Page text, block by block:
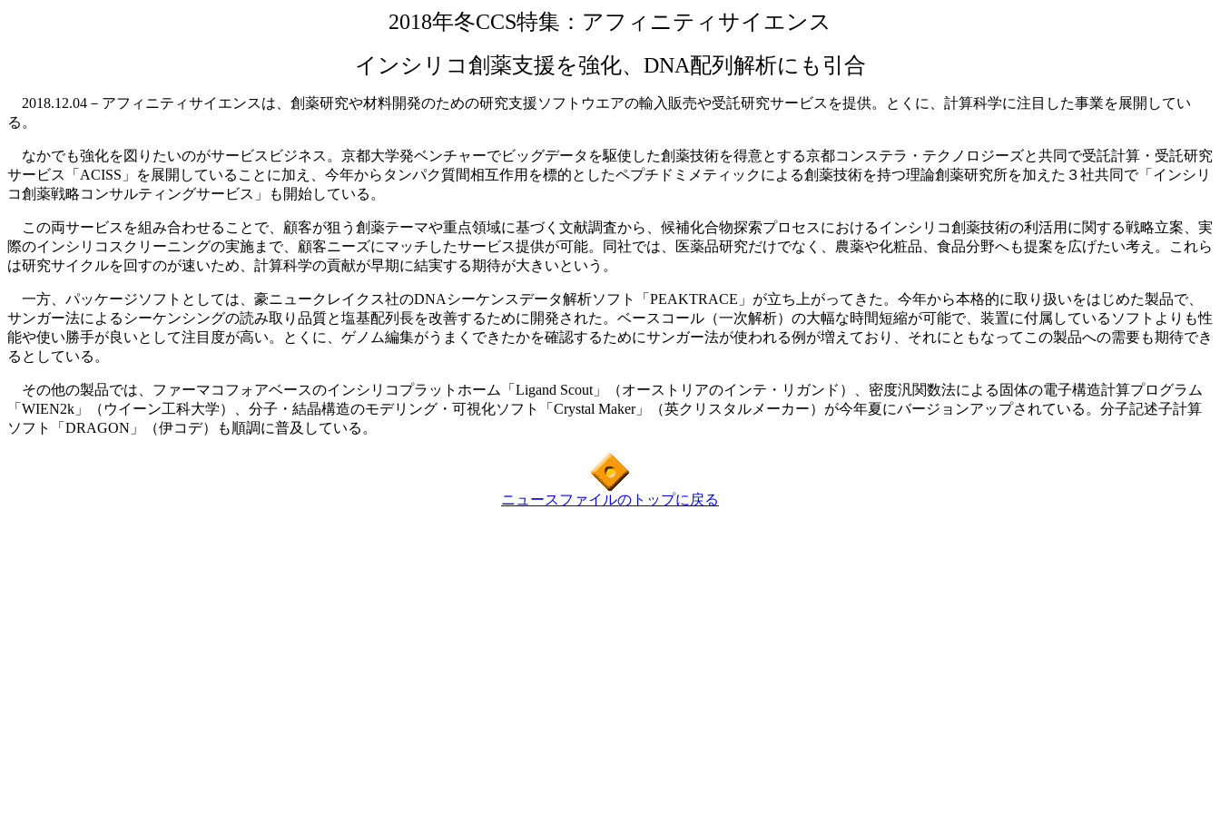
2018年冬CCS特集：アフィニティサイエンス
インシリコ創薬支援を強化、DNA配列解析にも引合
2018.12.04－アフィニティサイエンスは、創薬研究や材料開発のための研究支援ソフトウエアの輸入販売や受託研究サービスを提供。とくに、計算科学に注目した事業を展開してい
る。
なかでも強化を図りたいのがサービスビジネス。京都大学発ベンチャーでビッグデータを駆使した創薬技術を得意とする京都コンステラ・テクノロジーズと共同で受託計算・受託研究
サービス「ACISS」を展開していることに加え、今年からタンパク質間相互作用を標的としたペプチドミメティックによる創薬技術を持つ理論創薬研究所を加えた３社共同で「インシリ
コ創薬戦略コンサルティングサービス」も開始している。
この両サービスを組み合わせることで、顧客が狙う創薬テーマや重点領域に基づく文献調査から、候補化合物探索プロセスにおけるインシリコ創薬技術の利活用に関する戦略立案、実
際のインシリコスクリーニングの実施まで、顧客ニーズにマッチしたサービス提供が可能。同社では、医薬品研究だけでなく、農薬や化粧品、食品分野へも提案を広げたい考え。これら
は研究サイクルを回すのが速いため、計算科学の貢献が早期に結実する期待が大きいという。
一方、パッケージソフトとしては、豪ニュークレイクス社のDNAシーケンスデータ解析ソフト「PEAKTRACE」が立ち上がってきた。今年から本格的に取り扱いをはじめた製品で、
サンガー法によるシーケンシングの読み取り品質と塩基配列長を改善するために開発された。ベースコール（一次解析）の大幅な時間短縮が可能で、装置に付属しているソフトよりも性
能や使い勝手が良いとして注目度が高い。とくに、ゲノム編集がうまくできたかを確認するためにサンガー法が使われる例が増えており、それにともなってこの製品への需要も期待でき
るとしている。
その他の製品では、ファーマコフォアベースのインシリコプラットホーム「Ligand Scout」（オーストリアのインテ・リガンド）、密度汎関数法による固体の電子構造計算プログラム
「WIEN2k」（ウイーン工科大学）、分子・結晶構造のモデリング・可視化ソフト「Crystal Maker」（英クリスタルメーカー）が今年夏にバージョンアップされている。分子記述子計算
ソフト「DRAGON」（伊コデ）も順調に普及している。
ニュースファイルのトップに戻る